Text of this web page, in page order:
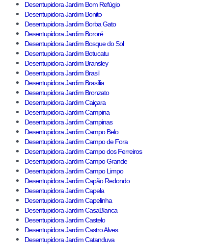
Desentupidora Jardim Bom Refúgio
Desentupidora Jardim Bonito
Desentupidora Jardim Borba Gato
Desentupidora Jardim Bororé
Desentupidora Jardim Bosque do Sol
Desentupidora Jardim Botucatu
Desentupidora Jardim Bransley
Desentupidora Jardim Brasil
Desentupidora Jardim Brasília
Desentupidora Jardim Bronzato
Desentupidora Jardim Caiçara
Desentupidora Jardim Campina
Desentupidora Jardim Campinas
Desentupidora Jardim Campo Belo
Desentupidora Jardim Campo de Fora
Desentupidora Jardim Campo dos Ferreiros
Desentupidora Jardim Campo Grande
Desentupidora Jardim Campo Limpo
Desentupidora Jardim Capão Redondo
Desentupidora Jardim Capela
Desentupidora Jardim Capelinha
Desentupidora Jardim CasaBlanca
Desentupidora Jardim Castelo
Desentupidora Jardim Castro Alves
Desentupidora Jardim Catanduva